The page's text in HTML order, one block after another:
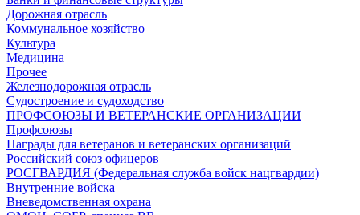
Дорожная отрасль
Коммунальное хозяйство
Культура
Медицина
Прочее
Железнодорожная отрасль
Судостроение и судоходство
ПРОФСОЮЗЫ И ВЕТЕРАНСКИЕ ОРГАНИЗАЦИИ
Профсоюзы
Награды для ветеранов и ветеранских организаций
Российский союз офицеров
РОСГВАРДИЯ (Федеральная служба войск нацгвардии)
Внутренние войска
Вневедомственная охрана